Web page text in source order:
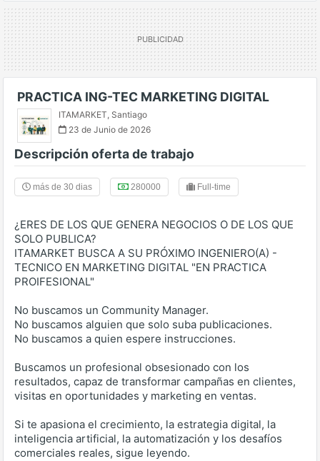
PRACTICA ING-TEC MARKETING DIGITAL
ITAMARKET, Santiago
23 de Junio de 2026
Descripción oferta de trabajo
más de 30 dias 280000 Full-time
¿ERES DE LOS QUE GENERA NEGOCIOS O DE LOS QUE
SOLO PUBLICA?
ITAMARKET BUSCA A SU PRÓXIMO INGENIERO(A) -
TECNICO EN MARKETING DIGITAL "EN PRACTICA
PROIFESIONAL"
No buscamos un Community Manager.
No buscamos alguien que solo suba publicaciones.
No buscamos a quien espere instrucciones.
Buscamos un profesional obsesionado con los
resultados, capaz de transformar campañas en clientes,
visitas en oportunidades y marketing en ventas.
Si te apasiona el crecimiento, la estrategia digital, la
inteligencia artificial, la automatización y los desafíos
comerciales reales, sigue leyendo.